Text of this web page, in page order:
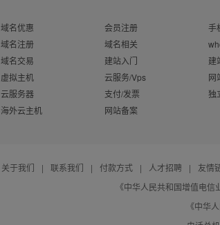
域名优惠
域名注册
域名交易
虚拟主机
云服务器
海外云主机
会员注册
域名相关
建站入门
云服务/Vps
支付/发票
网站备案
手
建
网
独
关于我们 | 联系我们 | 付款方式 | 人才招聘 | 友情
《中华人民共和国增值电
《中华